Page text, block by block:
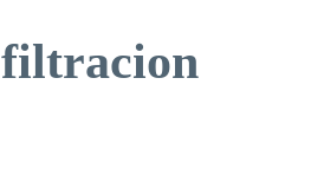
filtracion